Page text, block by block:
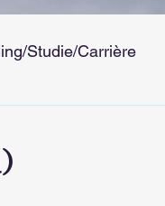
Studie/Carrière
Mode